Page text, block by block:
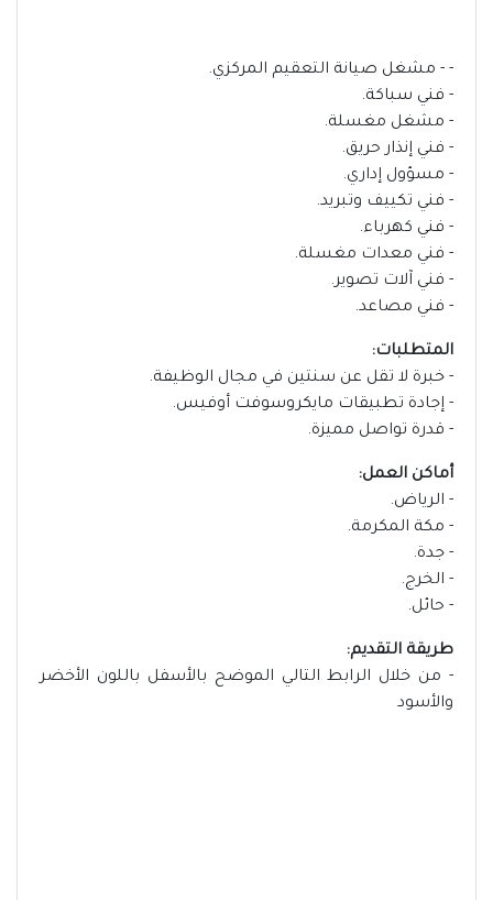
- - مشغل صيانة التعقيم المركزي.
- فني سباكة.
- مشغل مغسلة.
- فني إنذار حريق.
- مسؤول إداري.
- فني تكييف وتبريد.
- فني كهرباء.
- فني معدات مغسلة.
- فني آلات تصوير.
- فني مصاعد.
المتطلبات:
- خبرة لا تقل عن سنتين في مجال الوظيفة.
- إجادة تطبيقات مايكروسوفت أوفيس.
- قدرة تواصل مميزة.
أماكن العمل:
- الرياض.
- مكة المكرمة.
- جدة.
- الخرج.
- حائل.
طريقة التقديم:
- من خلال الرابط التالي الموضح بالأسفل باللون الأخضر
والأسود